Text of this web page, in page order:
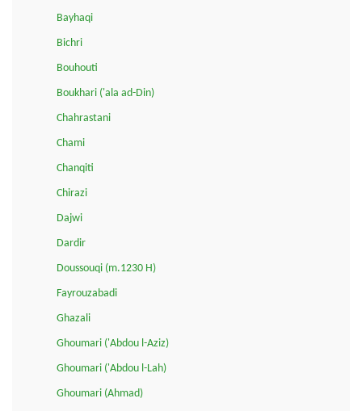
Bayhaqi
Bichri
Bouhouti
Boukhari ('ala ad-Din)
Chahrastani
Chami
Chanqiti
Chirazi
Dajwi
Dardir
Doussouqi (m.1230 H)
Fayrouzabadi
Ghazali
Ghoumari ('Abdou l-Aziz)
Ghoumari ('Abdou l-Lah)
Ghoumari (Ahmad)